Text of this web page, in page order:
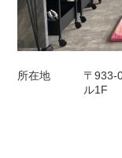
所在地
〒933-
ル1F